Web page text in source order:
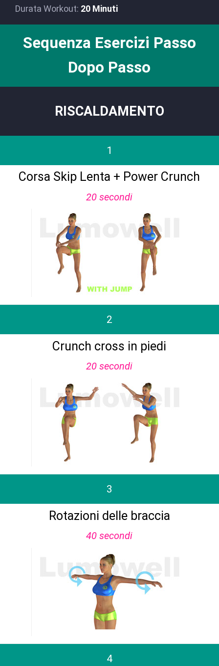
Durata Workout: 20 Minuti
Sequenza Esercizi Passo
Dopo Passo
RISCALDAMENTO
1
Corsa Skip Lenta + Power Crunch
20 secondi
2
Crunch cross in piedi
20 secondi
3
Rotazioni delle braccia
40 secondi
4